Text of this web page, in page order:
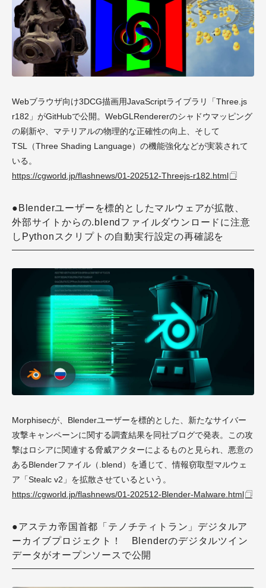
Webブラウザ向け3DCG描画用JavaScriptライブラリ「Three.js
r182」がGitHubで公開。WebGLRendererのシャドウマッピング
の刷新や、マテリアルの物理的な正確性の向上、そして
TSL（Three Shading Language）の機能強化などが実装されて
いる。
https://cgworld.jp/flashnews/01-202512-Threejs-r182.html
●Blenderユーザーを標的としたマルウェアが拡散、
外部サイトからの.blendファイルダウンロードに注意
しPythonスクリプトの自動実行設定の再確認を
Morphisecが、Blenderユーザーを標的とした、新たなサイバー
攻撃キャンペーンに関する調査結果を同社ブログで発表。この攻
撃はロシアに関連する脅威アクターによるものと見られ、悪意の
あるBlenderファイル（.blend）を通じて、情報窃取型マルウェ
ア「Stealc v2」を拡散させているという。
https://cgworld.jp/flashnews/01-202512-Blender-Malware.html
●アステカ帝国首都「テノチティトラン」デジタルア
ーカイブプロジェクト！ Blenderのデジタルツイン
データがオープンソースで公開